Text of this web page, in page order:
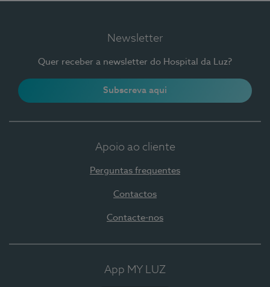
Newsletter
Quer receber a newsletter do Hospital da Luz?
Subscreva aqui
Apoio ao cliente
Perguntas frequentes
Contactos
Contacte-nos
App MY LUZ